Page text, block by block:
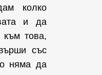
колко
и да
това,
със
няма да